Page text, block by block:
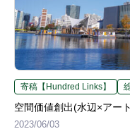
寄稿【Hundred Links】
空間価値創出(水辺×アー
2023/06/03